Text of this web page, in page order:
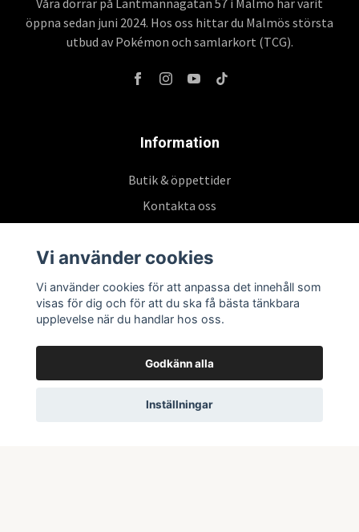
Våra dörrar på Lantmannagatan 57 i Malmö har varit
öppna sedan juni 2024. Hos oss hittar du Malmös största
utbud av Pokémon och samlarkort (TCG).
Information
Butik & öppettider
Kontakta oss
Prenumerera på vårt nyhetsbrev
Vi använder cookies
Vi använder cookies för att anpassa det innehåll som
visas för dig och för att du ska få bästa tänkbara
upplevelse när du handlar hos oss.
Godkänn alla
Inställningar